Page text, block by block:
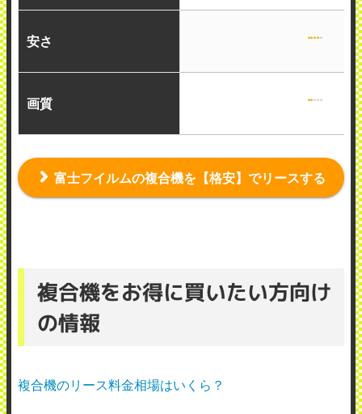
安さ
画質
富士フイルムの複合機を【格安】でリースする
複合機をお得に買いたい方向け
の情報
複合機のリース料金相場はいくら？